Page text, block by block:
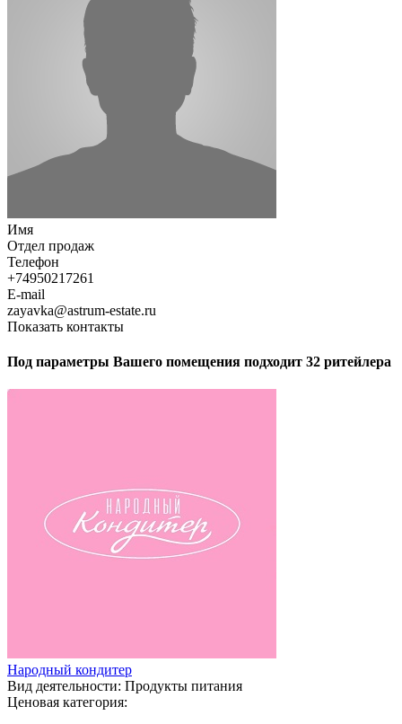
Имя
Отдел продаж
Телефон
+74950217261
E-mail
zayavka@astrum-estate.ru
Показать контакты
Под параметры Вашего помещения подходит 32 ритейлера
Народный кондитер
Вид деятельности: Продукты питания
Ценовая категория: